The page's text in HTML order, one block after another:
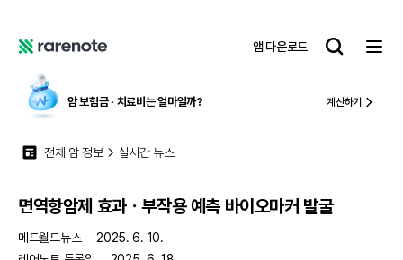
노
앱 다운로드
레
트
암 보험금 ∙ 치료비 는 얼마일까? 계산하기
전체 암 정보 실시간 뉴스
면역항암제 효과ㆍ부작용 예측 바이오마커 발굴
메드월드뉴스
2025. 6. 10.